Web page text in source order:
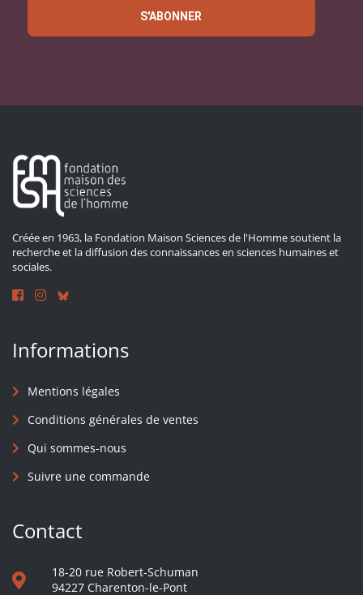
S'ABONNER
Créée en 1963, la Fondation Maison Sciences de l'Homme soutient la
recherche et la diffusion des connaissances en sciences humaines et
sociales.
Informations
Mentions légales
Conditions générales de ventes
Qui sommes-nous
Suivre une commande
Contact
18-20 rue Robert-Schuman
94227 Charenton-le-Pont